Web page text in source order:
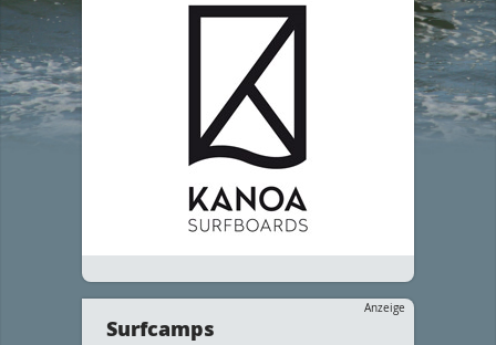
Anzeige
Surfcamps